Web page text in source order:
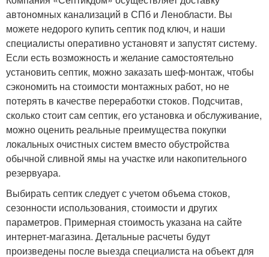
автономных канализаций в СПб и Ленобласти. Вы
можете недорого купить септик под ключ, и наши
специалисты оперативно установят и запустят систему.
Если есть возможность и желание самостоятельно
установить септик, можно заказать шеф-монтаж, чтобы
сэкономить на стоимости монтажных работ, но не
потерять в качестве переработки стоков. Подсчитав,
сколько стоит сам септик, его установка и обслуживание,
можно оценить реальные преимущества покупки
локальных очистных систем вместо обустройства
обычной сливной ямы на участке или накопительного
резервуара.
Выбирать септик следует с учетом объема стоков,
сезонности использования, стоимости и других
параметров. Примерная стоимость указана на сайте
интернет-магазина. Детальные расчеты будут
произведены после выезда специалиста на объект для